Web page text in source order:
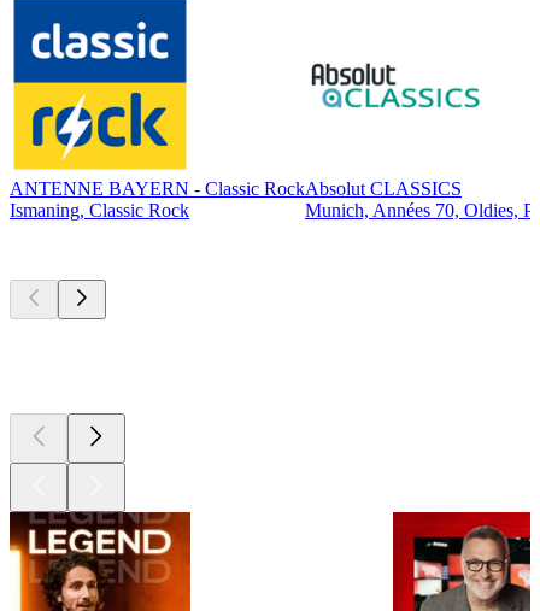
ANTENNE BAYERN - Classic Rock
Ismaning, Classic Rock
Absolut CLASSICS
Munich, Années 70, Oldies,